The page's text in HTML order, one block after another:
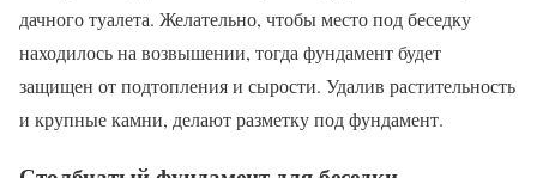
дачного туалета. Желательно, чтобы место под беседку
находилось на возвышении, тогда фундамент будет
защищен от подтопления и сырости. Удалив растительность
и крупные камни, делают разметку под фундамент.